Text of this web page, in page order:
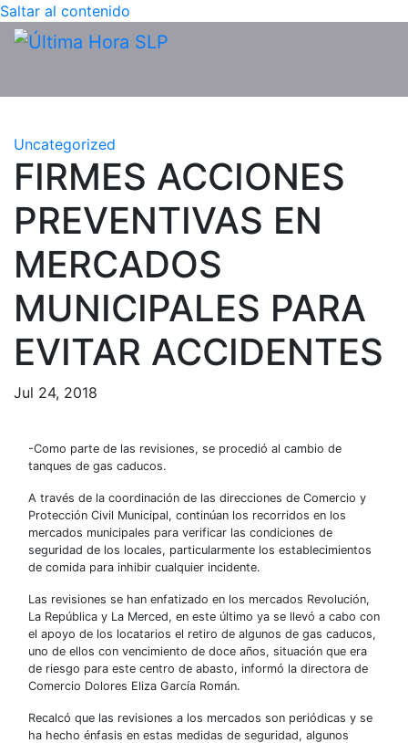
Saltar al contenido
Uncategorized
FIRMES ACCIONES
PREVENTIVAS EN
MERCADOS
MUNICIPALES PARA
EVITAR ACCIDENTES
Jul 24, 2018
-Como parte de las revisiones, se procedió al cambio de
tanques de gas caducos.
A través de la coordinación de las direcciones de Comercio y
Protección Civil Municipal, continúan los recorridos en los
mercados municipales para verificar las condiciones de
seguridad de los locales, particularmente los establecimientos
de comida para inhibir cualquier incidente.
Las revisiones se han enfatizado en los mercados Revolución,
La República y La Merced, en este último ya se llevó a cabo con
el apoyo de los locatarios el retiro de algunos de gas caducos,
uno de ellos con vencimiento de doce años, situación que era
de riesgo para este centro de abasto, informó la directora de
Comercio Dolores Eliza García Román.
Recalcó que las revisiones a los mercados son periódicas y se
ha hecho énfasis en estas medidas de seguridad, algunos